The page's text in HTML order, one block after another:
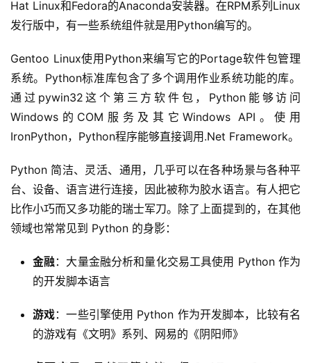
Hat Linux和Fedora的Anaconda安装器。在RPM系列Linux
发行版中，有一些系统组件就是用Python编写的。
Gentoo Linux使用Python来编写它的Portage软件包管理
系统。Python标准库包含了多个调用作业系统功能的库。
通过pywin32这个第三方软件包，Python能够访问
Windows的COM服务及其它Windows API。使用
IronPython，Python程序能够直接调用.Net Framework。
Python 简洁、灵活、通用，几乎可以在各种场景与各种平
台、设备、语言进行连接，因此被称为胶水语言。有人把它
比作小巧而又多功能的瑞士军刀。除了上面提到的，在其他
领域也常常见到 Python 的身影：
金融 ：大量金融分析和量化交易工具使用 Python 作为
的开发脚本语言
游戏：一些引擎使用 Python 作为开发脚本，比较有名
的游戏有《文明》系列、网易的《阴阳师》